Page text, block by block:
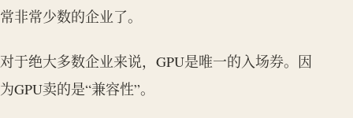
常非常少数的企业了。
对于绝大多数企业来说，GPU是唯一的入场券。因
为GPU卖的是“兼容性”。